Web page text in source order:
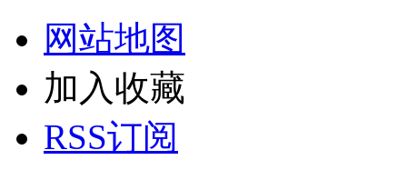
网站地图
加入收藏
RSS订阅